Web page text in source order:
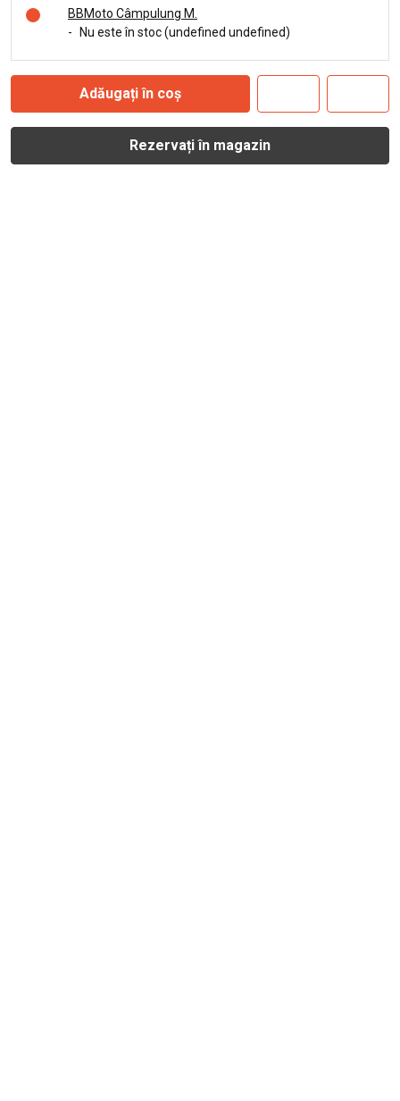
BBMoto Câmpulung M.
-
Nu este în stoc (undefined undefined)
Adăugați în coș
Rezervați în magazin